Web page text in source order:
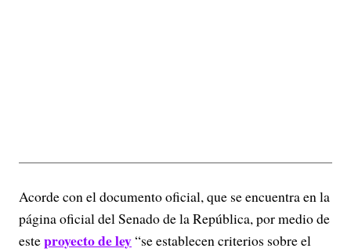
Acorde con el documento oficial, que se encuentra en la
página oficial del Senado de la República, por medio de
esteproyecto de ley“se establecen criterios sobre el